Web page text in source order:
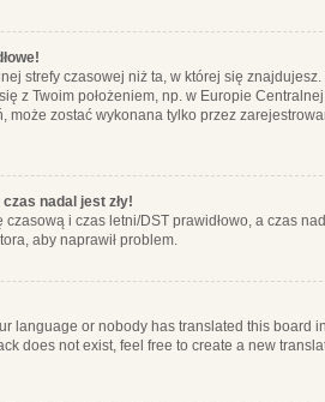
strefy czasowej niż ta, w której się
z Twoim położeniem, np. w Europie
może zostać wykonana tylko przez
nadal jest zły!
i czas letni/DST prawidłowo, a czas
aby naprawił problem.
language or nobody has translated this
does not exist, feel free to create a new